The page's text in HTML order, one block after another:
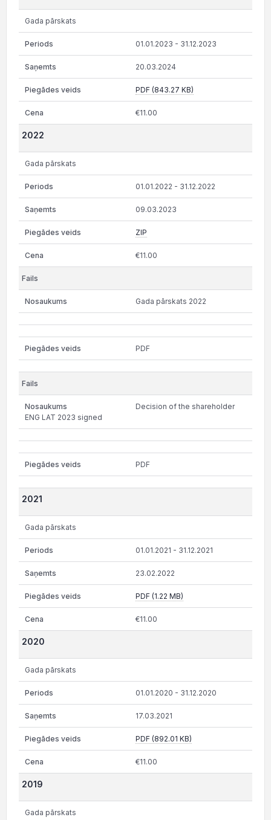
Gada pārskats
01.01.2023 - 31.12.2023
20.03.2024
PDF (843.27 KB)
€11.00
2022
Gada pārskats
01.01.2022 - 31.12.2022
09.03.2023
ZIP
€11.00
Gada pārskats 2022
PDF
Decision of the shareholder
ENG LAT 2023 signed
PDF
2021
Gada pārskats
01.01.2021 - 31.12.2021
23.02.2022
PDF (1.22 MB)
€11.00
2020
Gada pārskats
01.01.2020 - 31.12.2020
17.03.2021
PDF (892.01 KB)
€11.00
2019
Gada pārskats